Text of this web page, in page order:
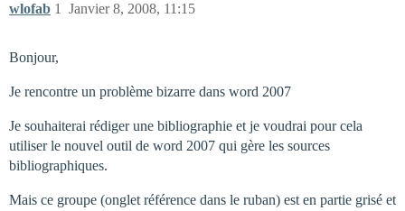
wlofab Janvier 8, 2008, 11:15
1
Bonjour,
Je rencontre un problème bizarre dans word 2007
Je souhaiterai rédiger une bibliographie et je voudrai pour cela
utiliser le nouvel outil de word 2007 qui gère les sources
bibliographiques.
Mais ce groupe (onglet référence dans le ruban) est en partie grisé et